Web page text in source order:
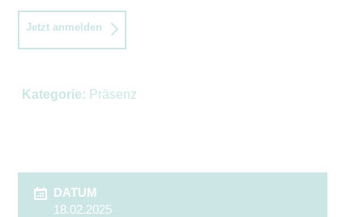
Jetzt anmelden
Kategorie: Präsenz
DATUM
18.02.2025